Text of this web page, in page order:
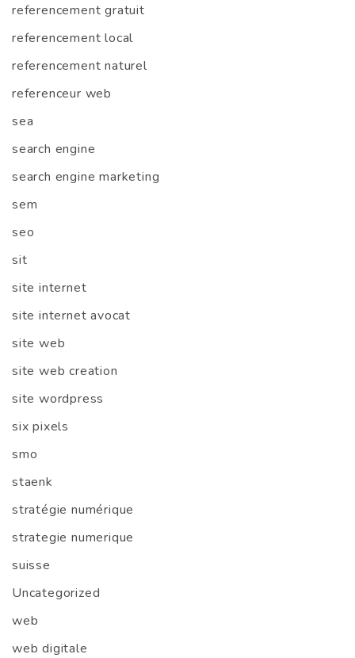
referencement gratuit
referencement local
referencement naturel
referenceur web
sea
search engine
search engine marketing
sem
seo
sit
site internet
site internet avocat
site web
site web creation
site wordpress
six pixels
smo
staenk
stratégie numérique
strategie numerique
suisse
Uncategorized
web
web digitale